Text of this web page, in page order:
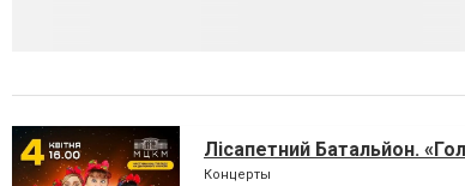
Лісапетний Батальйон.
Концерты